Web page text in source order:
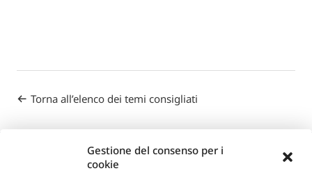
Gestione del consenso per i
cookie
Torna all’elenco dei temi consigliati